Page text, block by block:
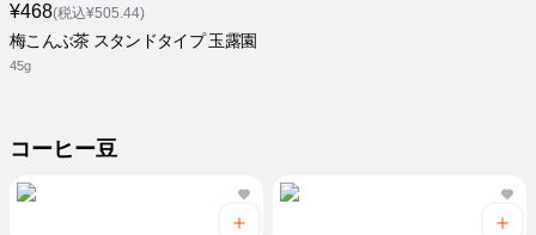
¥468(税込¥505.44)
梅こんぶ茶 スタンドタイプ 玉露園
45g
コーヒー豆